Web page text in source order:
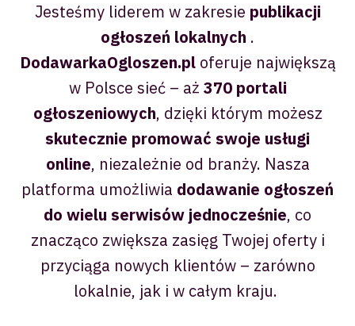
Jesteśmy liderem w zakresie publikacji
ogłoszeń lokalnych .
DodawarkaOgloszen.ploferuje największą
w Polsce sieć – aż 370 portali
ogłoszeniowych, dzięki którym możesz
skutecznie promować swoje usługi
online, niezależnie od branży. Nasza
platforma umożliwia dodawanie ogłoszeń
do wielu serwisów jednocześnie, co
znacząco zwiększa zasięg Twojej oferty i
przyciąga nowych klientów – zarówno
lokalnie, jak i w całym kraju.